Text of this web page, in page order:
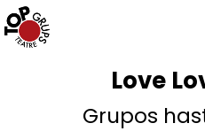
Love
Grupos